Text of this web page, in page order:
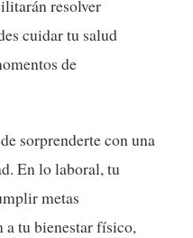
resolver
cuidar tu salud
de
sorprenderte con una
En lo laboral, tu
metas
a tu bienestar físico,